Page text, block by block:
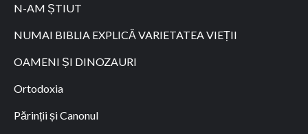
N-AM ȘTIUT
NUMAI BIBLIA EXPLICĂ VARIETATEA VIEȚII
OAMENI ȘI DINOZAURI
Ortodoxia
Părinții și Canonul